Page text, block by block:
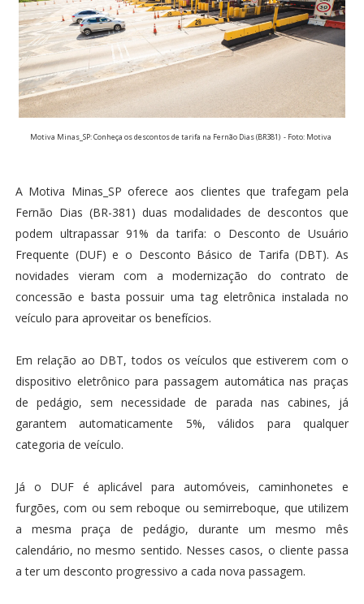
Motiva Minas_SP: Conheça os descontos de tarifa na Fernão Dias (BR381) - Foto: Motiva
A Motiva Minas_SP oferece aos clientes que trafegam pela
Fernão Dias (BR-381) duas modalidades de descontos que
podem ultrapassar 91% da tarifa: o Desconto de Usuário
Frequente (DUF) e o Desconto Básico de Tarifa (DBT). As
novidades vieram com a modernização do contrato de
concessão e basta possuir uma tag eletrônica instalada no
veículo para aproveitar os benefícios.
Em relação ao DBT, todos os veículos que estiverem com o
dispositivo eletrônico para passagem automática nas praças
de pedágio, sem necessidade de parada nas cabines, já
garantem automaticamente 5%, válidos para qualquer
categoria de veículo.
Já o DUF é aplicável para automóveis, caminhonetes e
furgões, com ou sem reboque ou semirreboque, que utilizem
a mesma praça de pedágio, durante um mesmo mês
calendário, no mesmo sentido. Nesses casos, o cliente passa
a ter um desconto progressivo a cada nova passagem.